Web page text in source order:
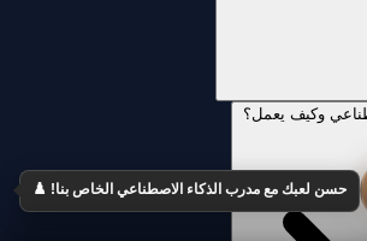
وكيف يعمل؟
حسن لعبك مع مدرب الذكاء الاصطناعي الخاص بنا! ♟️